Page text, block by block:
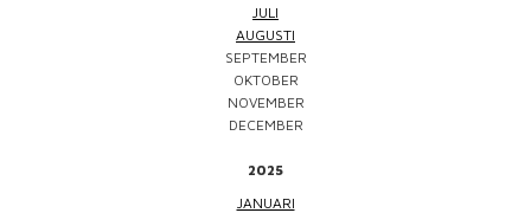
JULI
AUGUSTI
SEPTEMBER
OKTOBER
NOVEMBER
DECEMBER
2025
JANUARI